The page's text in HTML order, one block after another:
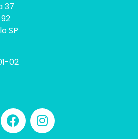
37
SP
02